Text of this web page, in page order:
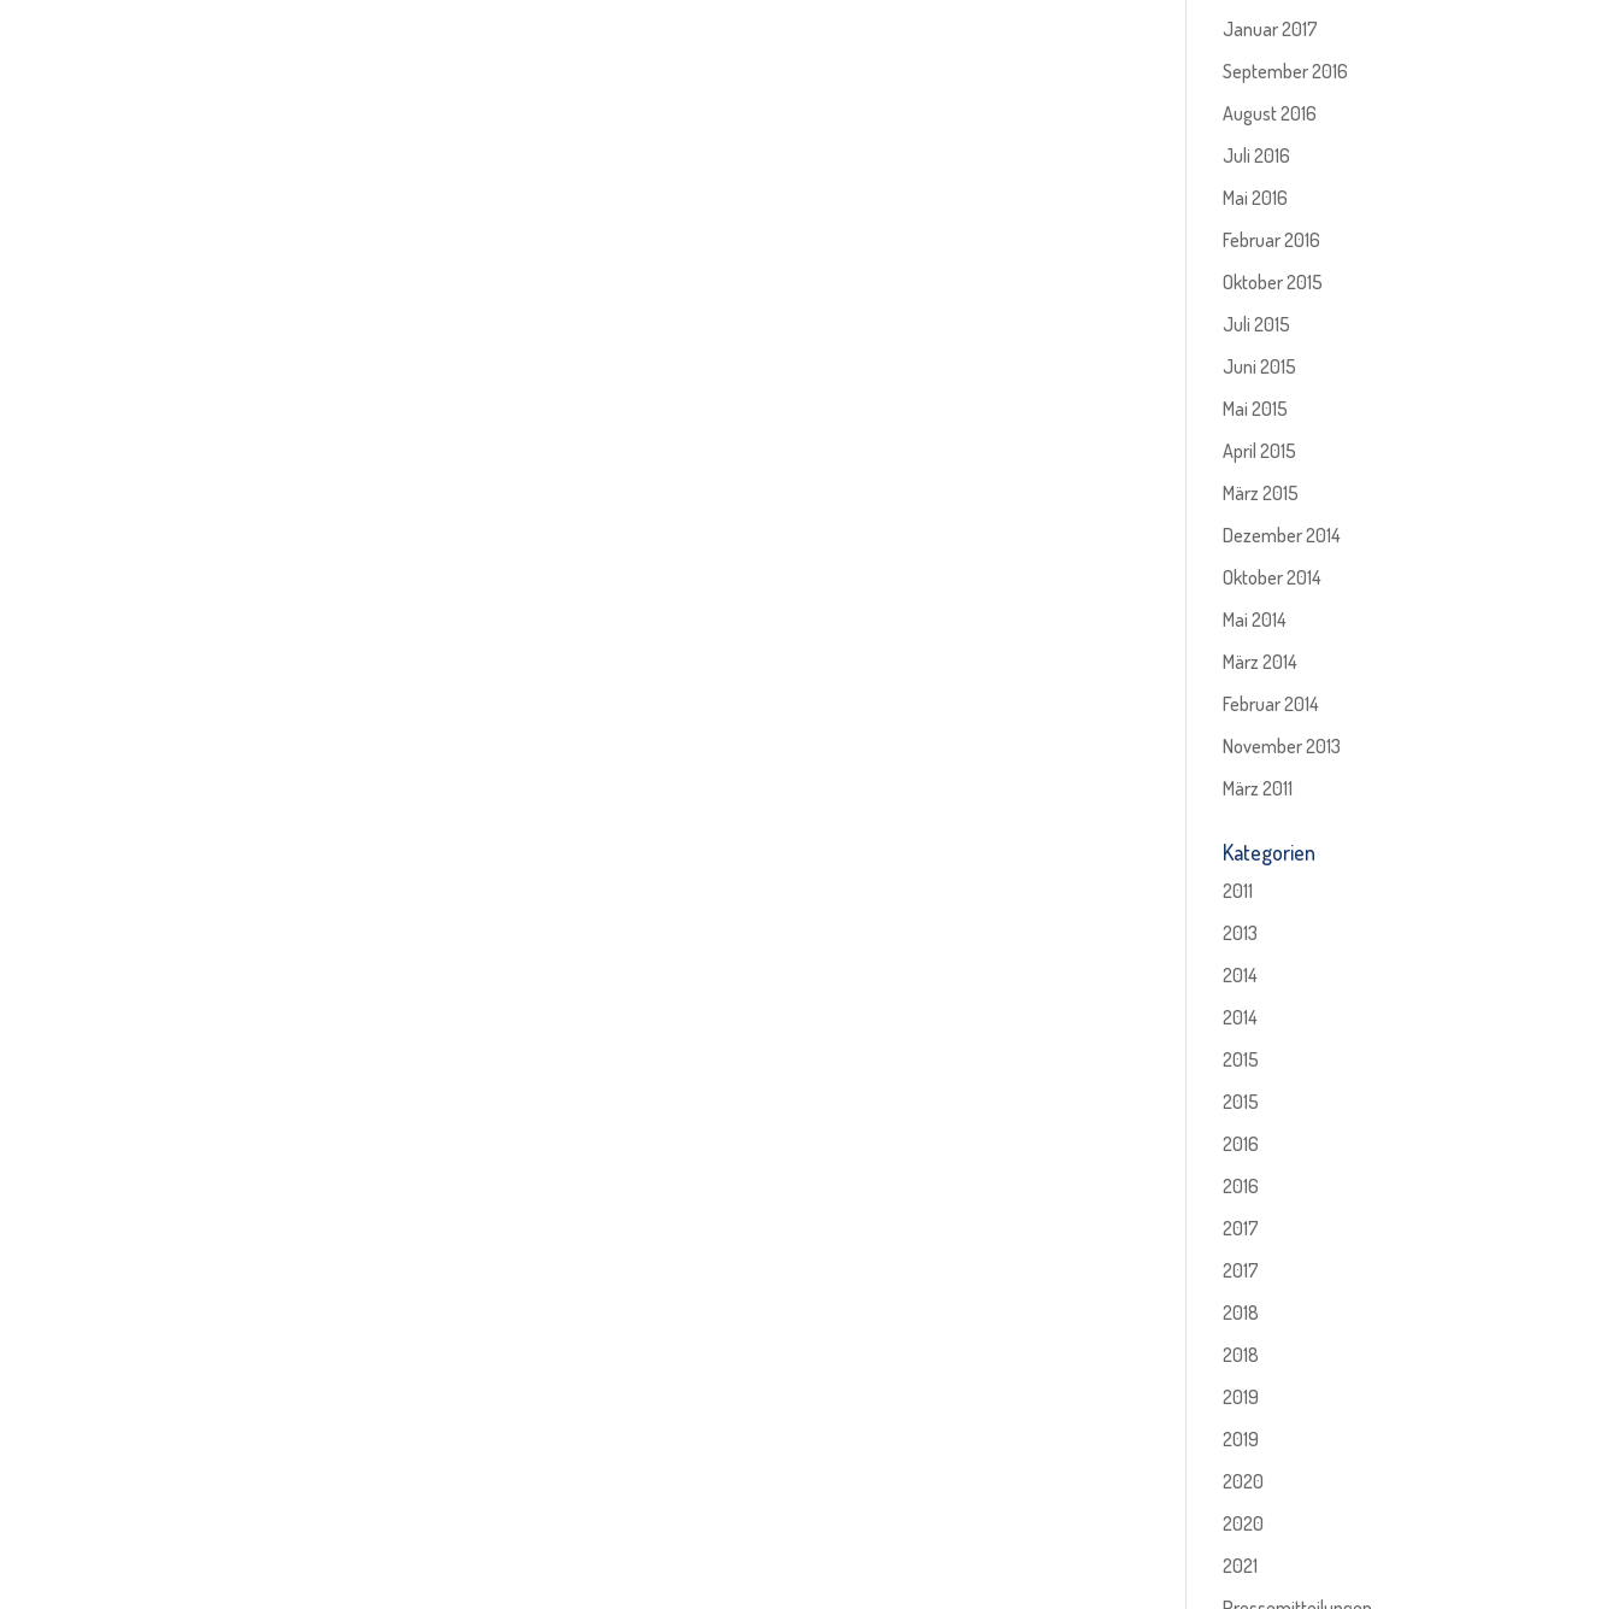
Januar 2017
September 2016
August 2016
Juli 2016
Mai 2016
Februar 2016
Oktober 2015
Juli 2015
Juni 2015
Mai 2015
April 2015
März 2015
Dezember 2014
Oktober 2014
Mai 2014
März 2014
Februar 2014
November 2013
März 2011
Kategorien
2011
2013
2014
2014
2015
2015
2016
2016
2017
2017
2018
2018
2019
2019
2020
2020
2021